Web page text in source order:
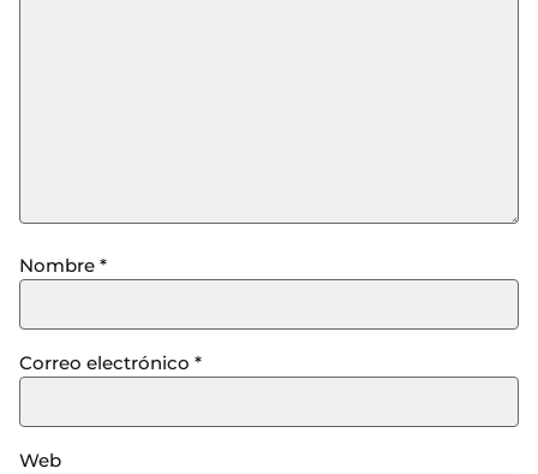
Nombre *
Correo electrónico *
Web